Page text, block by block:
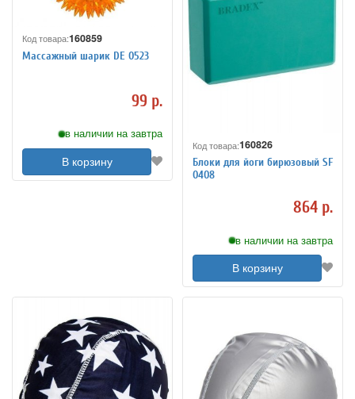
Код товара:160859
Массажный шарик DE 0523
99 р.
в наличии на завтра
В корзину
Код товара:160826
Блоки для йоги бирюзовый SF
0408
864 р.
в наличии на завтра
В корзину